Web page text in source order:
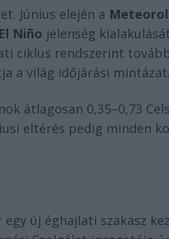
Június elején a
El Niño jelenség
ciklus rendszerint
a világ időjárási
átlagosan 0,35–0,73
eltérés pedig minden
új éghajlati szakasz